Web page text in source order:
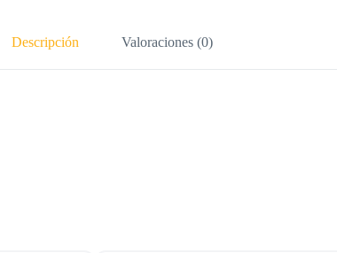
Descripción Valoraciones (0)